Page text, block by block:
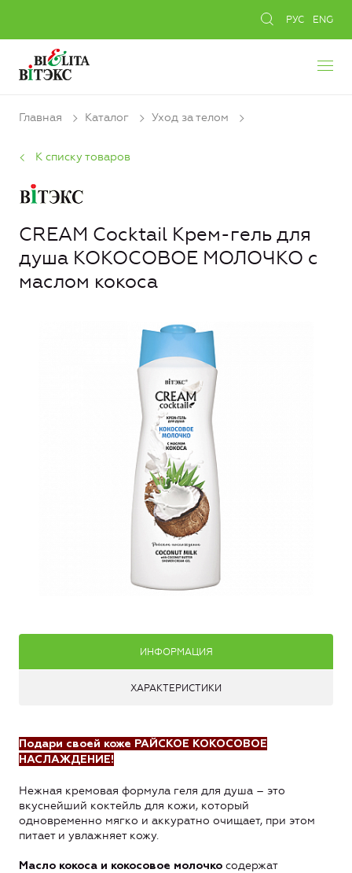
РУС ENG
Главная Каталог Уход за телом
К списку товаров
CREAM Cocktail Крем-гель для
душа КОКОСОВОЕ МОЛОЧКО с
маслом кокоса
ИНФОРМАЦИЯ
ХАРАКТЕРИСТИКИ
Подари своей коже РАЙСКОЕ КОКОСОВОЕ
НАСЛАЖДЕНИЕ!
Нежная кремовая формула геля для душа – это
вкуснейший коктейль для кожи, который
одновременно мягко и аккуратно очищает, при этом
питает и увлажняет кожу.
Масло кокоса и кокосовое молочко содержат